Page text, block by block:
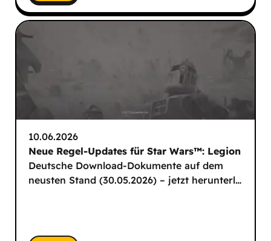
10.06.2026
Neue Regel-Updates für Star Wars™: Legion
Deutsche Download-Dokumente auf dem
neusten Stand (30.05.2026) – jetzt herunterl…